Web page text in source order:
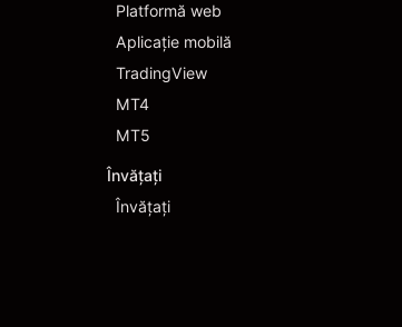
Platformă web
Aplicație mobilă
TradingView
MT4
MT5
Învățați
Învățați